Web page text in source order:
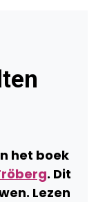
het boek
. Dit
Lezen